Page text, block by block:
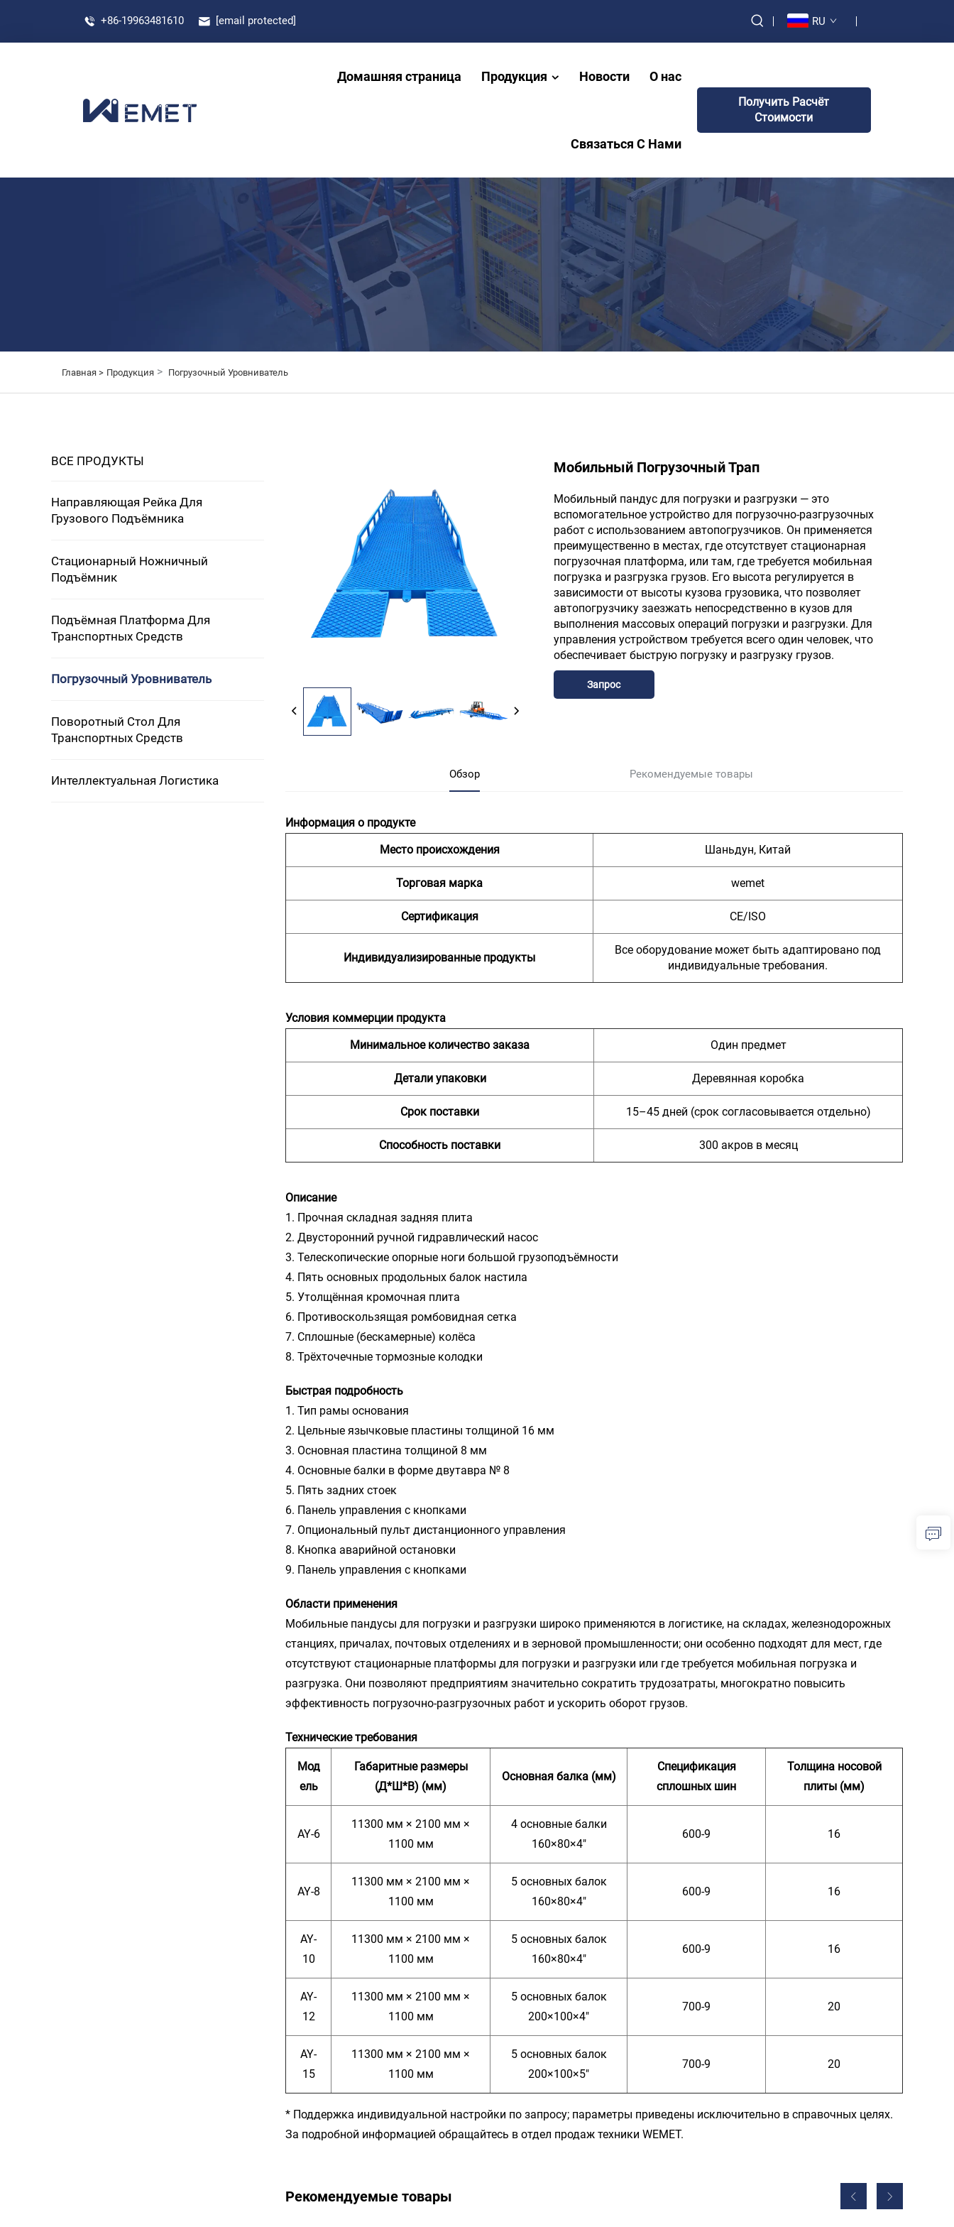
+86-19963481610 [email protected] RU
Домашняя страница Продукция Новости О нас
Связаться С Нами
Получить Расчёт
Стоимости
Главная > Продукция > Погрузочный Уровниватель
ВСЕ ПРОДУКТЫ
Направляющая Рейка Для
Грузового Подъёмника
Стационарный Ножничный
Подъёмник
Подъёмная Платформа Для
Транспортных Средств
Погрузочный Уровниватель
Поворотный Стол Для
Транспортных Средств
Интеллектуальная Логистика
Мобильный Погрузочный Трап
Мобильный пандус для погрузки и разгрузки — это
вспомогательное устройство для погрузочно-разгрузочных
работ с использованием автопогрузчиков. Он применяется
преимущественно в местах, где отсутствует стационарная
погрузочная платформа, или там, где требуется мобильная
погрузка и разгрузка грузов. Его высота регулируется в
зависимости от высоты кузова грузовика, что позволяет
автопогрузчику заезжать непосредственно в кузов для
выполнения массовых операций погрузки и разгрузки. Для
управления устройством требуется всего один человек, что
обеспечивает быструю погрузку и разгрузку грузов.
Запрос
Обзор Рекомендуемые товары
Информация о продукте
Место происхождения
Шаньдун, Китай
Торговая марка wemet
Сертификация CE/ISO
Индивидуализированные продукты
Все оборудование может быть адаптировано под
индивидуальные требования.
Условия коммерции продукта
Минимальное количество заказа
Один предмет
Детали упаковки Деревянная коробка
Срок поставки 15–45 дней (срок согласовывается отдельно)
Способность поставки 300 акров в месяц
Описание
1. Прочная складная задняя плита
2. Двусторонний ручной гидравлический насос
3. Телескопические опорные ноги большой грузоподъёмности
4. Пять основных продольных балок настила
5. Утолщённая кромочная плита
6. Противоскользящая ромбовидная сетка
7. Сплошные (бескамерные) колёса
8. Трёхточечные тормозные колодки
Быстрая подробность
1. Тип рамы основания
2. Цельные язычковые пластины толщиной 16 мм
3. Основная пластина толщиной 8 мм
4. Основные балки в форме двутавра № 8
5. Пять задних стоек
6. Панель управления с кнопками
7. Опциональный пульт дистанционного управления
8. Кнопка аварийной остановки
9. Панель управления с кнопками
Области применения
Мобильные пандусы для погрузки и разгрузки широко применяются в логистике, на складах, железнодорожных
станциях, причалах, почтовых отделениях и в зерновой промышленности; они особенно подходят для мест, где
отсутствуют стационарные платформы для погрузки и разгрузки или где требуется мобильная погрузка и
разгрузка. Они позволяют предприятиям значительно сократить трудозатраты, многократно повысить
эффективность погрузочно-разгрузочных работ и ускорить оборот грузов.
Технические требования
Мод
ель
Габаритные размеры
(Д*Ш*В) (мм)
Основная балка (мм)
Спецификация
сплошных шин
Толщина носовой
плиты (мм)
AY-6
11300 мм × 2100 мм ×
1100 мм
4 основные балки
160×80×4"
600-9 16
AY-8
11300 мм × 2100 мм ×
1100 мм
5 основных балок
160×80×4"
600-9 16
AY-
10
11300 мм × 2100 мм ×
1100 мм
5 основных балок
160×80×4"
600-9 16
AY-
12
11300 мм × 2100 мм ×
1100 мм
5 основных балок
200×100×4"
700-9 20
AY-
15
11300 мм × 2100 мм ×
1100 мм
5 основных балок
200×100×5"
700-9 20
* Поддержка индивидуальной настройки по запросу; параметры приведены исключительно в справочных целях.
За подробной информацией обращайтесь в отдел продаж техники WEMET.
Рекомендуемые товары